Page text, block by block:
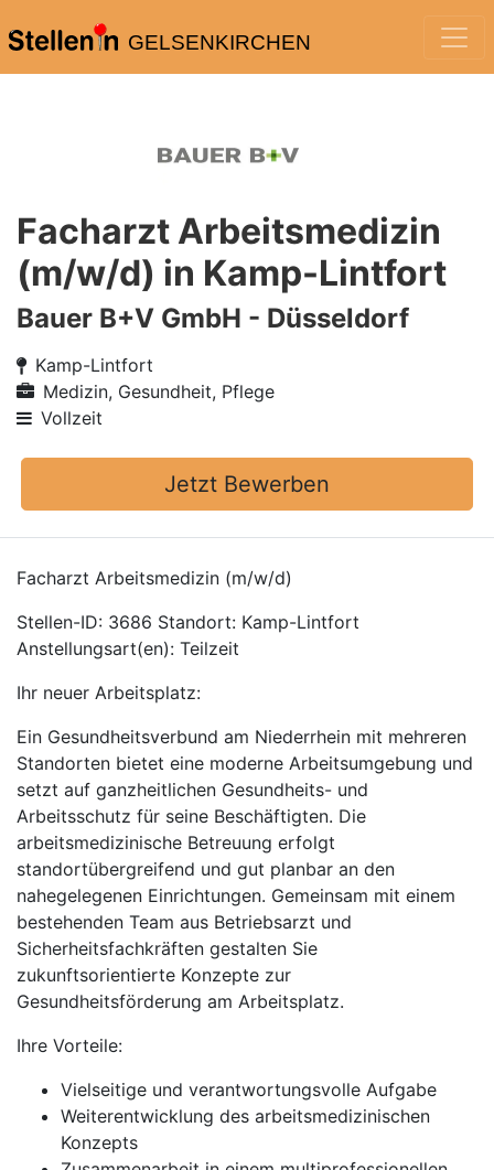
GELSENKIRCHEN
Facharzt Arbeitsmedizin
(m/w/d) in Kamp-Lintfort
Bauer B+V GmbH - Düsseldorf
Kamp-Lintfort
Medizin, Gesundheit, Pflege
Vollzeit
Jetzt Bewerben
Facharzt Arbeitsmedizin (m/w/d)
Stellen-ID: 3686 Standort: Kamp-Lintfort
Anstellungsart(en): Teilzeit
Ihr neuer Arbeitsplatz:
Ein Gesundheitsverbund am Niederrhein mit mehreren
Standorten bietet eine moderne Arbeitsumgebung und
setzt auf ganzheitlichen Gesundheits- und
Arbeitsschutz für seine Beschäftigten. Die
arbeitsmedizinische Betreuung erfolgt
standortübergreifend und gut planbar an den
nahegelegenen Einrichtungen. Gemeinsam mit einem
bestehenden Team aus Betriebsarzt und
Sicherheitsfachkräften gestalten Sie
zukunftsorientierte Konzepte zur
Gesundheitsförderung am Arbeitsplatz.
Ihre Vorteile:
Vielseitige und verantwortungsvolle Aufgabe
Weiterentwicklung des arbeitsmedizinischen
Konzepts